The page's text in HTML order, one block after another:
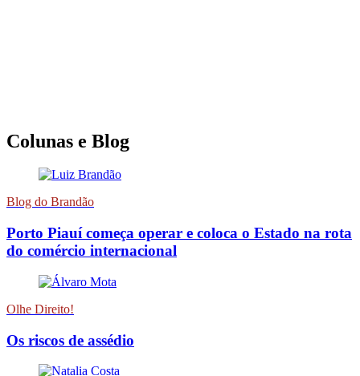
Colunas e Blog
Blog do Brandão
Porto Piauí começa operar e coloca o Estado na rota
do comércio internacional
Olhe Direito!
Os riscos de assédio